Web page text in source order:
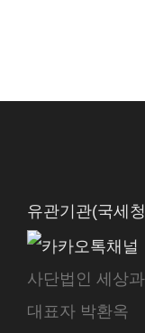
유관기관(국세
사단법인 세상
대표자 박환옥